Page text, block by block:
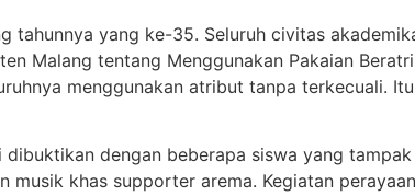
yang ke-35. Seluruh civitas
Malang tentang Menggunakan Pakaian
menggunakan atribut tanpa terkecuali.
dengan beberapa siswa yang
khas supporter arema. Kegiatan